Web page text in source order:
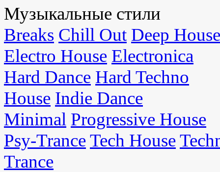
Музыкальные стили
Breaks Chill Out Deep House
Electro House Electronica
Hard Dance Hard Techno
House Indie Dance
Minimal Progressive House
Psy-TranceTech House
Trance